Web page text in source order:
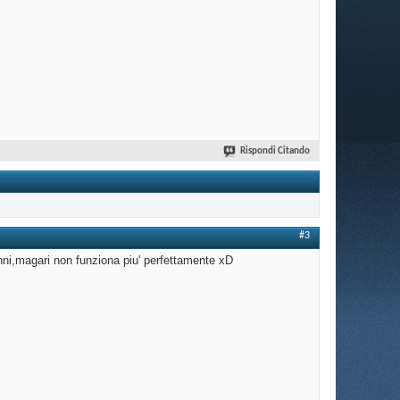
Rispondi Citando
#3
non funziona piu' perfettamente xD